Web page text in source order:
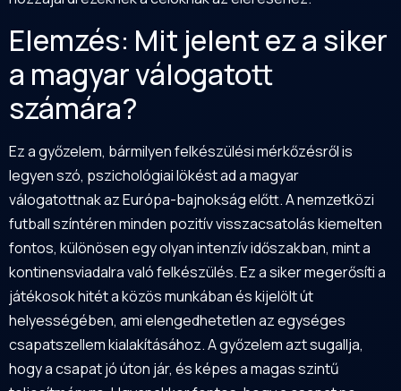
Elemzés: Mit jelent ez a siker
a magyar válogatott
számára?
Ez a győzelem, bármilyen felkészülési mérkőzésről is
legyen szó, pszichológiai lökést ad a magyar
válogatottnak az Európa-bajnokság előtt. A nemzetközi
futball színtéren minden pozitív visszacsatolás kiemelten
fontos, különösen egy olyan intenzív időszakban, mint a
kontinensviadalra való felkészülés. Ez a siker megerősíti a
játékosok hitét a közös munkában és kijelölt út
helyességében, ami elengedhetetlen az egységes
csapatszellem kialakításához. A győzelem azt sugallja,
hogy a csapat jó úton jár, és képes a magas szintű